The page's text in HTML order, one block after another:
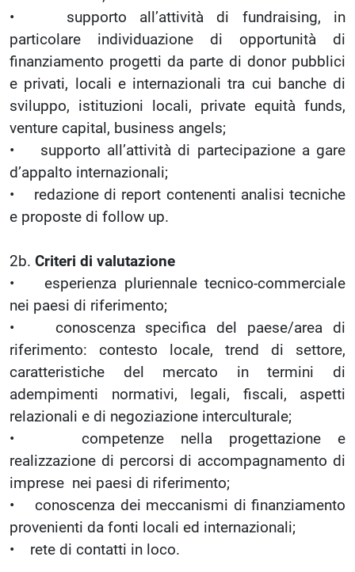
• supporto all’attività di fundraising, in
particolare individuazione di opportunità di
finanziamento progetti da parte di donor pubblici
e privati, locali e internazionali tra cui banche di
sviluppo, istituzioni locali, private equità funds,
venture capital, business angels;
• supporto all’attività di partecipazione a gare
d’appalto internazionali;
• redazione di report contenenti analisi tecniche
e proposte di follow up.
2b. Criteri di valutazione
• esperienza pluriennale tecnico-commerciale
nei paesi di riferimento;
• conoscenza specifica del paese/area di
riferimento: contesto locale, trend di settore,
caratteristiche del mercato in termini di
adempimenti normativi, legali, fiscali, aspetti
relazionali e di negoziazione interculturale;
• competenze nella progettazione e
realizzazione di percorsi di accompagnamento di
imprese nei paesi di riferimento;
• conoscenza dei meccanismi di finanziamento
provenienti da fonti locali ed internazionali;
• rete di contatti in loco.